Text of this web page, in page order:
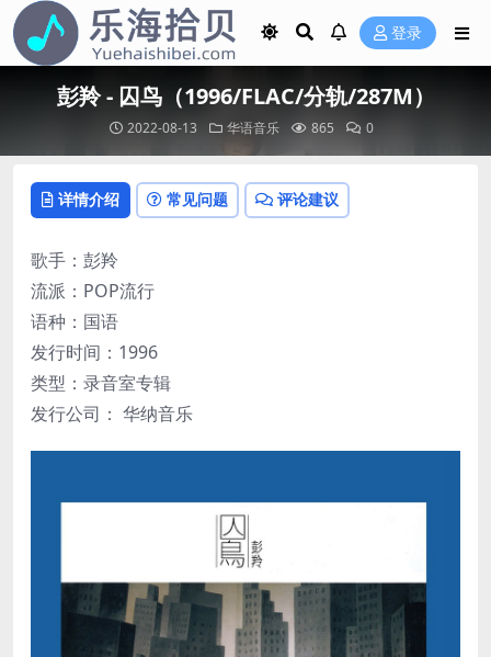
登录
彭羚 - 囚鸟（1996/FLAC/分轨/287M）
2022-08-13 华语音乐 865 0
详情介绍 常见问题 评论建议
歌手：彭羚
流派：POP流行
语种：国语
发行时间：1996
类型：录音室专辑
发行公司： 华纳音乐